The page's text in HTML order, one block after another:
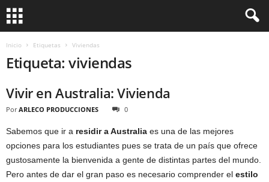
Inicio Etiquetas Viviendas
Etiqueta: viviendas
Vivir en Australia: Vivienda
Por ARLECO PRODUCCIONES 0
Sabemos que ir a residir a Australia es una de las mejores
opciones para los estudiantes pues se trata de un país que ofrece
gustosamente la bienvenida a gente de distintas partes del mundo.
Pero antes de dar el gran paso es necesario comprender el estilo